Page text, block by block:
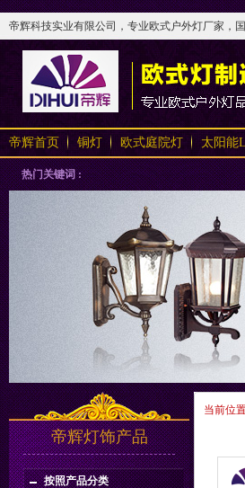
帝辉科技实业有限公司，专业欧式户外灯厂家，
帝辉首页 铜灯 欧式庭院灯 太阳能
热门关键词 :
帝辉灯饰产品
按照产品分类
当前位